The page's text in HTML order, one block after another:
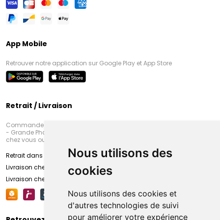
Nous utilisons des
cookies
Nous utilisons des cookies et
d'autres technologies de suivi
pour améliorer votre expérience
App Mobile
Retrouver notre application sur Google Play et App Store
Retrait / Livraison
Commandez en ligne et venez chercher votre commande à Amiens
- Grande Pharmacie d’Amiens (Fachon) ou recevez-là rapidement
chez vous ou en point retrait
Retrait dans la pharmacie d’Amiens
Livraison chez vous
Livraison chez votre commerçant